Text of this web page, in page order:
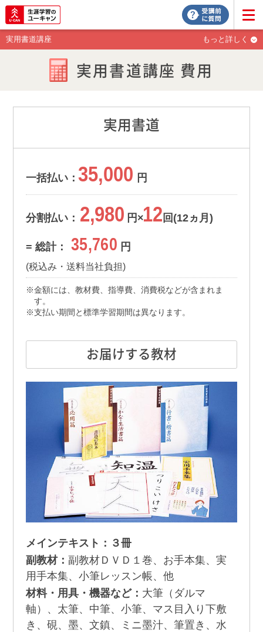
実用書道講座 もっと詳しく
実用書道講座 費用
実用書道
一括払い：35,000 円
分割払い： 2,980 円×12 回(12ヵ月)
= 総計： 35,760 円
(税込み・送料当社負担)
金額には、教材費、指導費、消費税などが含まれま
す。
支払い期間と標準学習期間は異なります。
お届けする教材
メインテキスト：３冊
副教材：副教材ＤＶＤ１巻、お手本集、実
用手本集、小筆レッスン帳、他
材料・用具・機器など： 大筆（ダルマ
軸）、太筆、中筆、小筆、マス目入り下敷
き、硯、墨、文鎮、ミニ墨汁、筆置き、水